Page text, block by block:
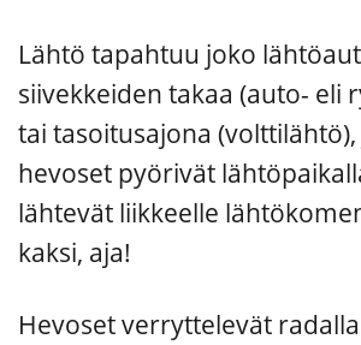
Lähtö tapahtuu joko
siivekkeiden takaa (auto- eli
tai tasoitusajona (volttilähtö),
hevoset pyörivät
lähtevät liikkeelle
kaksi, aja!
Hevoset verryttelevät